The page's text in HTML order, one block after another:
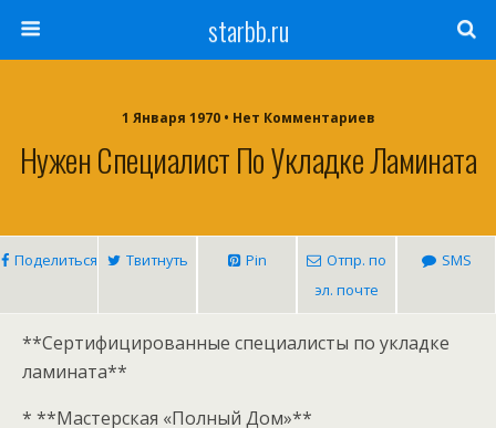
starbb.ru
1 Января 1970 • Нет Комментариев
Нужен Специалист По Укладке Ламината
Поделиться Твитнуть Pin
Отпр. по
эл. почте
SMS
**Сертифицированные специалисты по укладке
ламината**
* **Мастерская «Полный Дом»**